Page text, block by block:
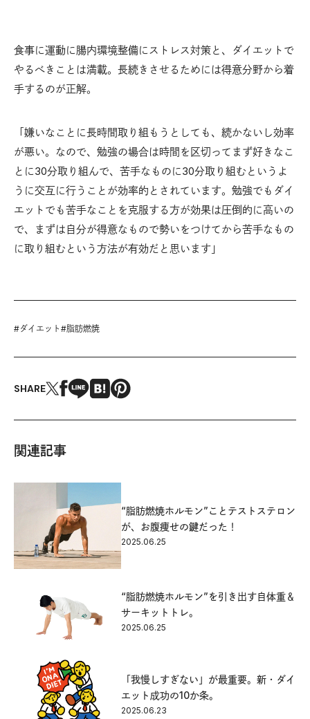
食事に運動に腸内環境整備にストレス対策と、ダイエットで
やるべきことは満載。長続きさせるためには得意分野から着
手するのが正解。
「嫌いなことに長時間取り組もうとしても、続かないし効率
が悪い。なので、勉強の場合は時間を区切ってまず好きなこ
とに30分取り組んで、苦手なものに30分取り組むというよ
うに交互に行うことが効率的とされています。勉強でもダイ
エットでも苦手なことを克服する方が効果は圧倒的に高いの
で、まずは自分が得意なもので勢いをつけてから苦手なもの
に取り組むという方法が有効だと思います」
#ダイエット #脂肪燃焼
SHARE
関連記事
“脂肪燃焼ホルモン”ことテストステロン
が、お腹痩せの鍵だった！
2025.06.25
“脂肪燃焼ホルモン”を引き出す自体重＆
サーキットトレ。
2025.06.25
「我慢しすぎない」が最重要。新・ダイ
エット成功の10か条。
2025.06.23